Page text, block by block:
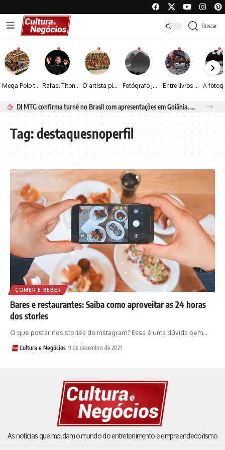
Buscar
Mega Polo transforma lançamento de coleção em plataforma nacional de negócios e projeta crescimento de mais de 15% Rafael Titonelly leva magia e acolhimento a crianças em tratamento oncológico em Juiz de Fora O artista plástico Jorge Luiz transforma sustentabilidade e criatividade em arte contemporânea Fotógrafo José Roberto apresenta um olhar sensível sobre arquitetura, formas e luz na fotografia Entre livros e fotografia autoral, Sebastião Reis consolida uma trajetória marcada pelo olhar artístico
DJ MTG confirma turnê no Brasil com apresentações em Goiânia, Porto Seguro e Rio de Janeiro
Tag:destaquesnoperfil
COMER E BEBER
Bares e restaurantes: Saiba como aproveitar as 24 horas
dos stories
O que postar nos stories do instagram? Essa é uma dúvida bem…
Cultura e Negócios 9 de dezembro de 2021
As notícias que moldam o mundo do entretenimento e empreendedorismo